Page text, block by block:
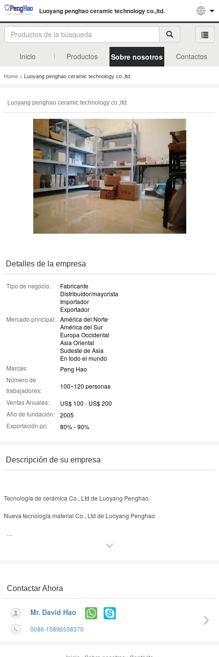
Luoyang penghao ceramic technology co.,ltd.
Inicio Productos Sobre nosotros Contactos
Home > Luoyang penghao ceramic technology co.,ltd.
Luoyang penghao ceramic technology co.,ltd.
Detalles de la empresa
Tipo de negocio:
Fabricante
Distribuidor/mayorista
Importador
Exportador
Mercado principal: América del Norte
América del Sur
Europa Occidental
Asia Oriental
Sudeste de Asia
En todo el mundo
Marcas:
Peng Hao
Número de
trabajadores:
100~120 personas
Ventas Anuales:
US$ 100 - US$ 200
Año de fundación:
2005
Exportación pc:
80% - 90%
Descripción de su empresa
Tecnología de cerámica Co., Ltd de Luoyang Penghao.
Nueva tecnología material Co., Ltd de Luoyang Penghao
¡Cuente con nuestra cooperación!
Contactar Ahora
Mr. David Hao
0086-15896538370